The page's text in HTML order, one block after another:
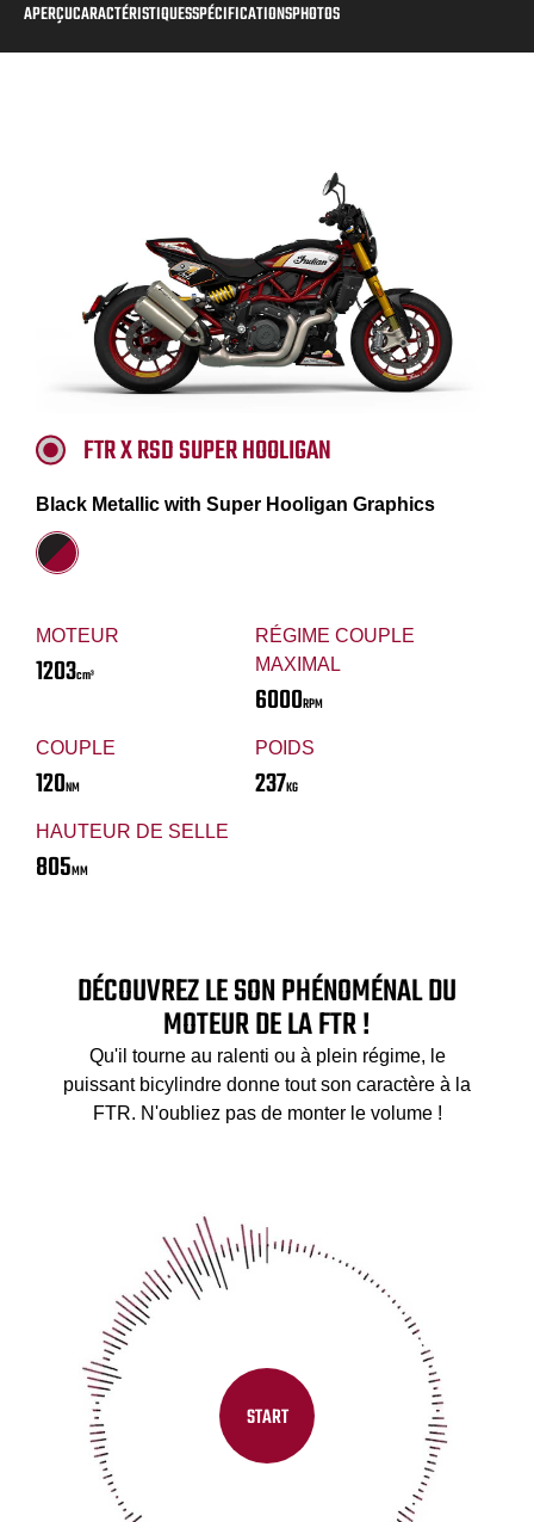
APERÇUCARACTÉRISTIQUESSPÉCIFICATIONSPHOTOS
MOTEUR
1203cm³
RÉGIME COUPLE
MAXIMAL
6000RPM
COUPLE
120NM
POIDS
237KG
HAUTEUR DE SELLE
805MM
FTR X RSD SUPER HOOLIGAN
Black Metallic with Super Hooligan Graphics
DÉCOUVREZ LE SON PHÉNOMÉNAL DU
MOTEUR DE LA FTR !
Qu'il tourne au ralenti ou à plein régime, le
puissant bicylindre donne tout son caractère à la
FTR. N'oubliez pas de monter le volume !
START